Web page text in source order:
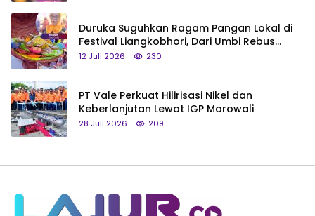
Duruka Suguhkan Ragam Pangan Lokal di
Festival Liangkobhori, Dari Umbi Rebus
hingga Tumpeng Beras Muna
12 Juli 2026 230
PT Vale Perkuat Hilirisasi Nikel dan
Keberlanjutan Lewat IGP Morowali
28 Juli 2026 209